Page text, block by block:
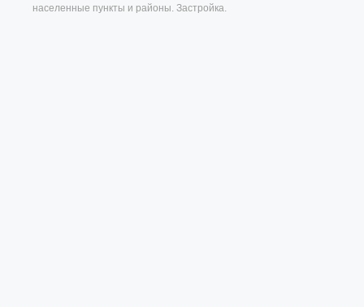
населенные пункты и районы. Застройка.